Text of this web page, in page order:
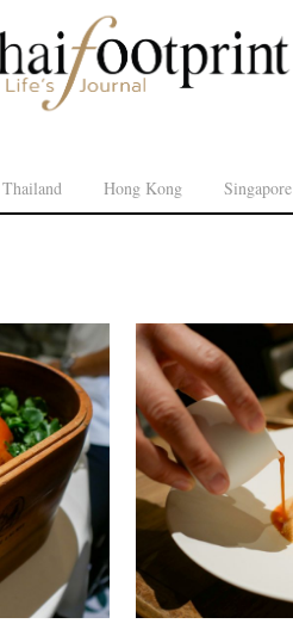
Thailand Hong Kong Singapore